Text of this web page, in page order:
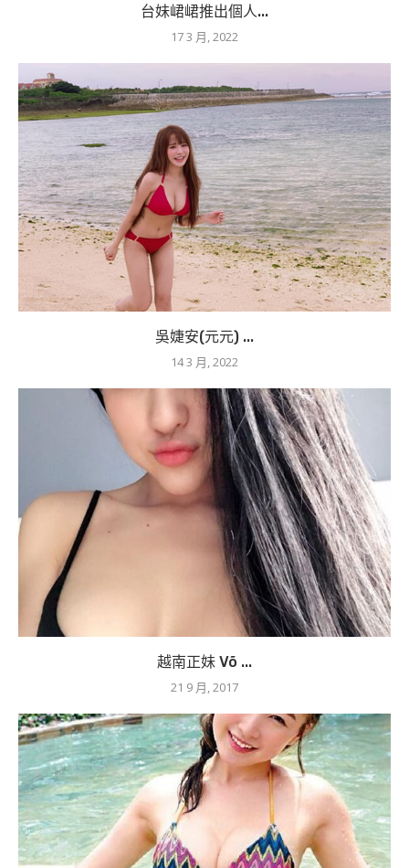
台妹峮峮推出個人...
17 3 月, 2022
吳婕安(元元) ...
14 3 月, 2022
越南正妹 Võ ...
21 9 月, 2017